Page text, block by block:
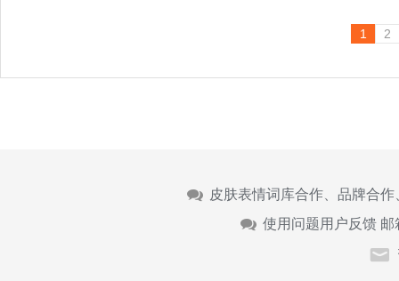
1 2
皮肤表情词库合作、品牌合
使用问题用户反馈 邮